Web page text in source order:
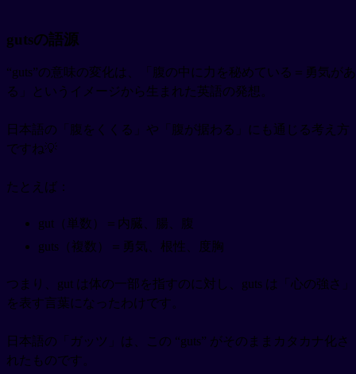
gutsの語源
“guts”の意味の変化は、「腹の中に力を秘めている＝勇気があ
る」というイメージから生まれた英語の発想。
日本語の「腹をくくる」や「腹が据わる」にも通じる考え方
ですね💡
たとえば：
gut（単数）＝内臓、腸、腹
guts（複数）＝勇気、根性、度胸
つまり、gut は体の一部を指すのに対し、guts は「心の強さ」
を表す言葉になったわけです。
日本語の「ガッツ」は、この “guts” がそのままカタカナ化さ
れたものです。